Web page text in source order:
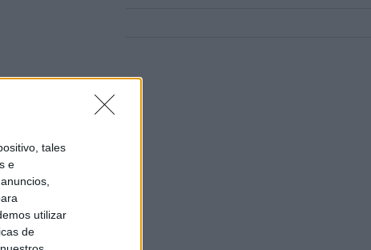
tales
e
utilizar
de